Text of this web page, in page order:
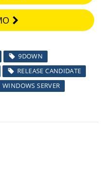
9DOWN
RELEASE CANDIDATE
WINDOWS SERVER